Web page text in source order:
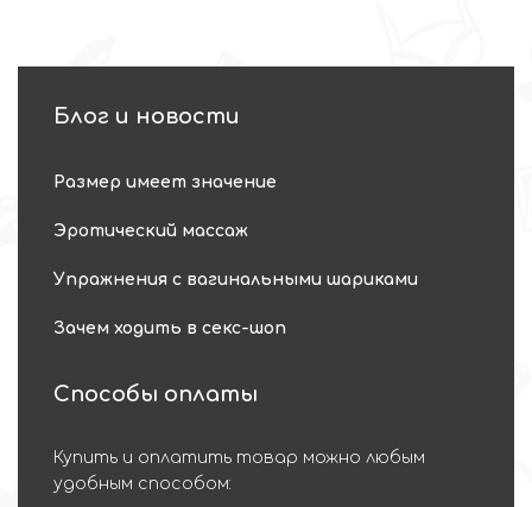
Блог и новости
Размер имеет значение
Эротический массаж
Упражнения с вагинальными шариками
Зачем ходить в секс-шоп
Способы оплаты
Купить и оплатить товар можно любым
удобным способом: